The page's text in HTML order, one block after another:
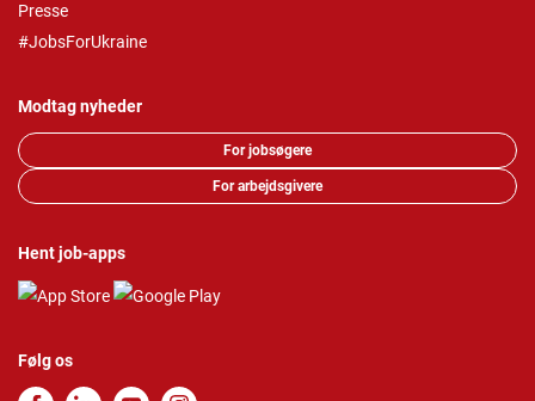
Presse
#JobsForUkraine
Modtag nyheder
For jobsøgere
For arbejdsgivere
Hent job-apps
Følg os